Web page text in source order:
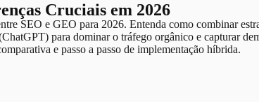
Cruciais em 2026
SEO e GEO para 2026. Entenda como combinar
para dominar o tráfego orgânico e capturar
e passo a passo de implementação híbrida.